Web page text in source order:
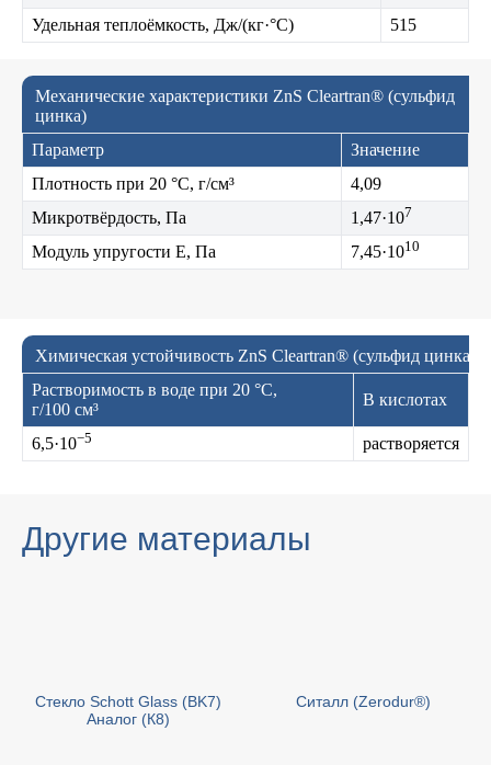
Удельная теплоёмкость, Дж/(кг·°C) 515
Механические характеристики ZnS Cleartran® (сульфид
цинка)
Параметр
Значение
Плотность при 20 °C, г/см³
4,09
Микротвёрдость, Па
1,47·107
Модуль упругости E, Па 7,45·1010
Химическая устойчивость ZnS Cleartran® (сульфид цинка)
Растворимость в воде при 20 °C,
г/100 см³
В кислотах
6,5·10−5 растворяется
Другие материалы
Стекло Schott Glass (BK7)
Аналог (К8)
Cиталл (Zerodur®)